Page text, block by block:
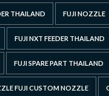
THAILAND FUJI NOZZLE
FUJI NXT FEEDER THAILAND
FUJI SPARE PART THAILAND
FUJI CUSTOM NOZZLE